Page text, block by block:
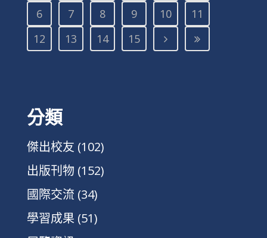
6
7 8 9 10
11
12
13 14 15
分類
傑出校友 (102)
出版刊物 (152)
國際交流 (34)
學習成果 (51)